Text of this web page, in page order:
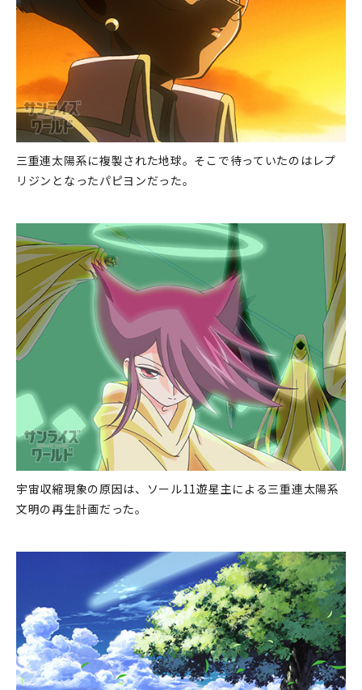
三重連太陽系に複製された地球。そこで待っていたのはレプ
リジンとなったパピヨンだった。
宇宙収縮現象の原因は、ソール11遊星主による三重連太陽系
文明の再生計画だった。